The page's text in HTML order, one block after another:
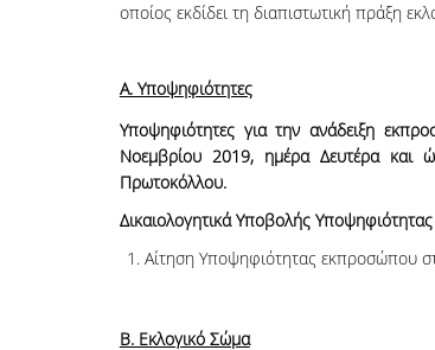
οποίος εκδίδει τη διαπιστωτική πράξη
Α. Υποψηφιότητες
Υποψηφιότητες για την ανάδειξη
Νοεμβρίου 2019, ημέρα Δευτέρα και
Πρωτοκόλλου.
Δικαιολογητικά Υποβολής Υποψηφιότητας
Αίτηση Υποψηφιότητας εκπροσώπου
Β. Εκλογικό Σώμα